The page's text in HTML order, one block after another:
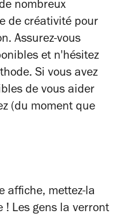
nombreux
de créativité pour
Assurez-vous
et n'hésitez
Si vous avez
de vous aider
(du moment que
affiche, mettez-la
! Les gens la verront